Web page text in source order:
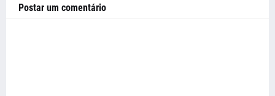
Postar um comentário